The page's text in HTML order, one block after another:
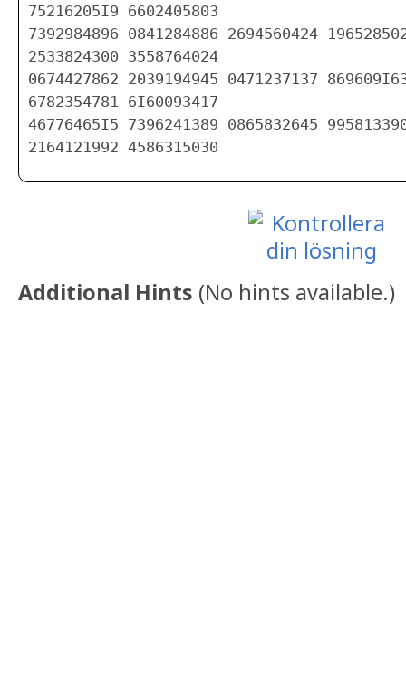
75216205I9 6602405803
7392984896 0841284886 2694560424
2533824300 3558764024
0674427862 2039194945 0471237137
6782354781 6I60093417
46776465I5 7396241389 0865832645
2164121992 4586315030
Additional Hints (No hints available.)